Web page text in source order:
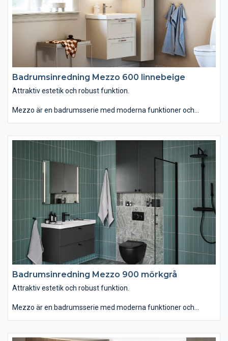
Badrumsinredning Mezzo 600 linnebeige
Attraktiv estetik och robust funktion.
Mezzo är en badrumsserie med moderna funktioner och
än vanligt. Om du istället väljer det ovanpåliggande tvättstället
Soprano i det stenliknande, slitstarka och lättskötta materialet
Solid Surface får serien ett annat uttryck. Kommoden finns
med eller utan inramning. Passar dig som vill ha ett badrum
som kombinerar attraktiv estetik med robust funktion."
Badrumsinredning Mezzo 900 mörkgrå
Attraktiv estetik och robust funktion.
Mezzo är en badrumsserie med moderna funktioner och
än vanligt. Om du istället väljer det ovanpåliggande tvättstället